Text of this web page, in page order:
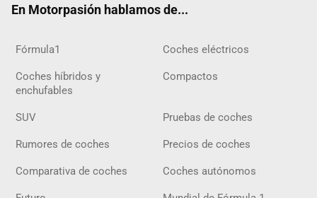
En Motorpasión hablamos de...
Fórmula1 Coches eléctricos
Coches híbridos y
enchufables
Compactos
SUV Pruebas de coches
Rumores de coches Precios de coches
Comparativa de coches Coches autónomos